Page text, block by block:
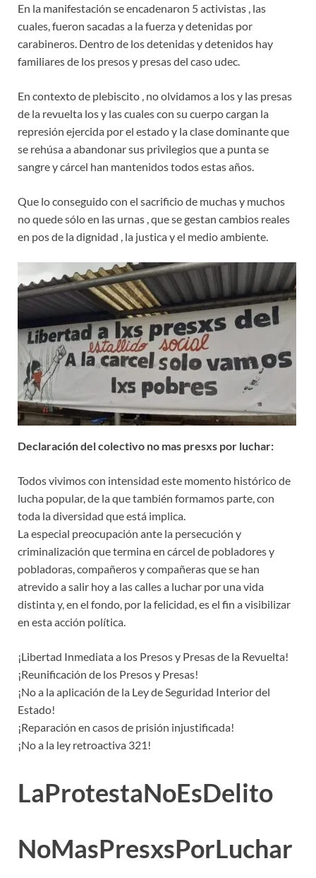
En la manifestación se encadenaron 5 activistas , las
cuales, fueron sacadas a la fuerza y detenidas por
carabineros. Dentro de los detenidas y detenidos hay
familiares de los presos y presas del caso udec.
En contexto de plebiscito , no olvidamos a los y las presas
de la revuelta los y las cuales con su cuerpo cargan la
represión ejercida por el estado y la clase dominante que
se rehúsa a abandonar sus privilegios que a punta se
sangre y cárcel han mantenidos todos estas años.
Que lo conseguido con el sacrificio de muchas y muchos
no quede sólo en las urnas , que se gestan cambios reales
en pos de la dignidad , la justica y el medio ambiente.
Declaración del colectivo no mas presxs por luchar:
Todos vivimos con intensidad este momento histórico de
lucha popular, de la que también formamos parte, con
toda la diversidad que está implica.
La especial preocupación ante la persecución y
criminalización que termina en cárcel de pobladores y
pobladoras, compañeros y compañeras que se han
atrevido a salir hoy a las calles a luchar por una vida
distinta y, en el fondo, por la felicidad, es el fin a visibilizar
en esta acción política.
¡Libertad Inmediata a los Presos y Presas de la Revuelta!
¡Reunificación de los Presos y Presas!
¡No a la aplicación de la Ley de Seguridad Interior del
Estado!
¡Reparación en casos de prisión injustificada!
¡No a la ley retroactiva 321!
LaProtestaNoEsDelito
NoMasPresxsPorLuchar